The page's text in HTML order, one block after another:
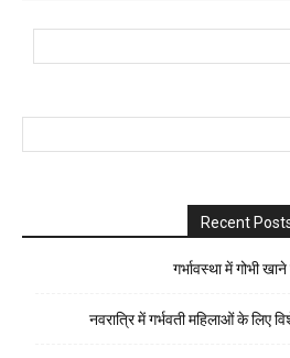
Recent
गर्भावस्था में गोभी
नवरात्रि में गर्भवती महिलाओं के लिए